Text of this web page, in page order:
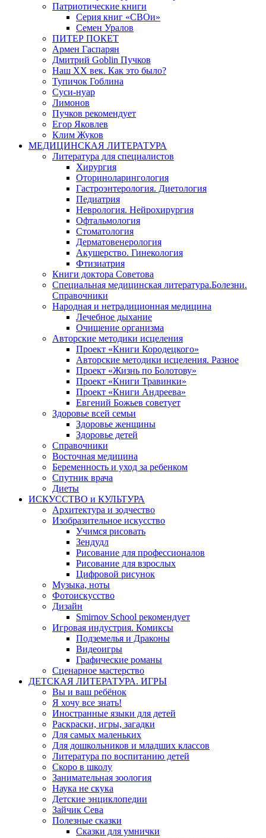
Патриотические книги
Серия книг «СВОи»
Семен Уралов
ПИТЕР ПОКЕТ
Армен Гаспарян
Дмитрий Goblin Пучков
Наш XX век. Как это было?
Тупичок Гоблина
Суси-нуар
Лимонов
Пучков рекомендует
Егор Яковлев
Клим Жуков
МЕДИЦИНСКАЯ ЛИТЕРАТУРА
Литература для специалистов
Хирургия
Оториноларингология
Гастроэнтерология. Диетология
Педиатрия
Неврология. Нейрохирургия
Офтальмология
Стоматология
Дерматовенерология
Акушерство. Гинекология
Фтизиатрия
Книги доктора Советова
Специальная медицинская литература.Болезни.
Справочники
Народная и нетрадиционная медицина
Лечебное дыхание
Очищение организма
Авторские методики исцеления
Проект «Книги Кородецкого»
Авторские методики исцеления. Разное
Проект «Жизнь по Болотову»
Проект «Книги Травинки»
Проект «Книги Андреева»
Евгений Божьев советует
Здоровье всей семьи
Здоровье женщины
Здоровье детей
Справочники
Восточная медицина
Беременность и уход за ребенком
Спутник врача
Диеты
ИСКУССТВО и КУЛЬТУРА
Архитектура и зодчество
Изобразительное искусство
Учимся рисовать
Зендудл
Рисование для профессионалов
Рисование для взрослых
Цифровой рисунок
Музыка, ноты
Фотоискусство
Дизайн
Smirnov School рекомендует
Игровая индустрия. Комиксы
Подземелья и Драконы
Видеоигры
Графические романы
Сценарное мастерство
ДЕТСКАЯ ЛИТЕРАТУРА. ИГРЫ
Вы и ваш ребёнок
Я хочу все знать!
Иностранные языки для детей
Раскраски, игры, загадки
Для самых маленьких
Для дошкольников и младших классов
Литература по воспитанию детей
Скоро в школу
Занимательная зоология
Наука не скука
Детские энциклопедии
Зайчик Сева
Полезные сказки
Сказки для умнички